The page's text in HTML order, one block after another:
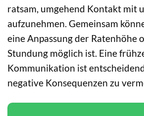
ratsam, umgehend Kontakt mit
aufzunehmen. Gemeinsam
eine Anpassung der Ratenhöhe
Stundung möglich ist. Eine
Kommunikation ist
negative Konsequenzen zu